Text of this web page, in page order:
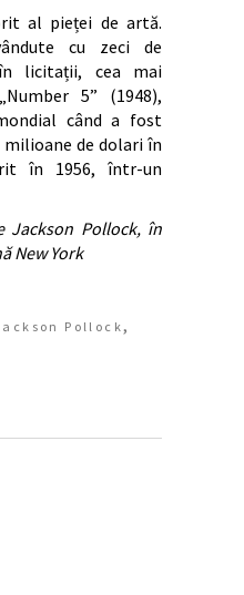
al pieței de artă.
cu zeci de
licitații, cea mai
5” (1948),
când a fost
de dolari în
în 1956, într-un
Jackson Pollock, în
New York
Pollock,